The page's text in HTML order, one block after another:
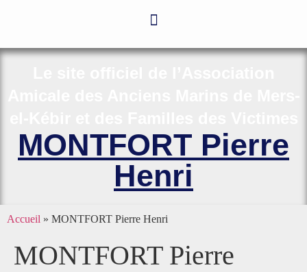
MONTFORT Pierre
Henri
Accueil » MONTFORT Pierre Henri
MONTFORT Pierre